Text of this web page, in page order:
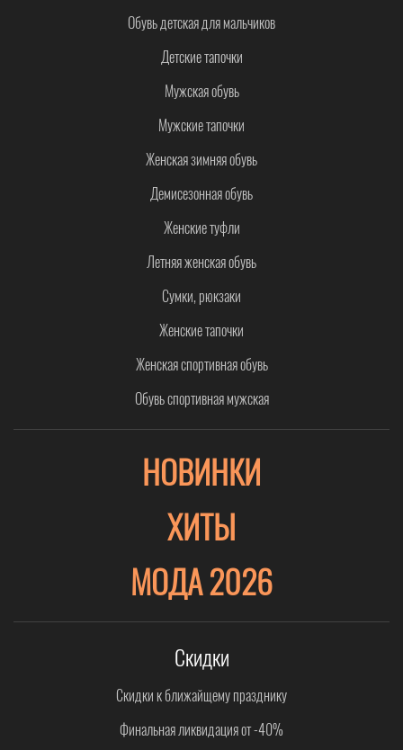
Обувь детская для мальчиков
Детские тапочки
Мужская обувь
Мужские тапочки
Женская зимняя обувь
Демисезонная обувь
Женские туфли
Летняя женская обувь
Сумки, рюкзаки
Женские тапочки
Женская спортивная обувь
Обувь спортивная мужская
НОВИНКИ
ХИТЫ
МОДА 2026
Скидки
Скидки к ближайщему празднику
Финальная ликвидация от -40%